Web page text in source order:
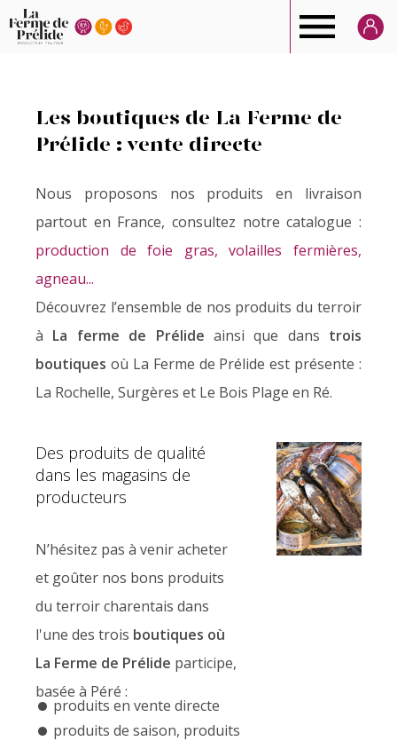
Prélide
Les boutiques de La Ferme de
Prélide : vente directe
Nous proposons nos produits en livraison
partout en France, consultez notre catalogue :
production de foie gras, volailles fermières,
agneau...
Découvrez l’ensemble de nos produits du terroir
à La ferme de Prélide ainsi que dans trois
boutiques où La Ferme de Prélide est présente :
La Rochelle, Surgères et Le Bois Plage en Ré.
Des produits de qualité
dans les magasins de
producteurs
N’hésitez pas à venir acheter
et goûter nos bons produits
du terroir charentais dans
l'une des trois boutiques où
La Ferme de Prélide participe,
basée à Péré :
produits en vente directe
produits de saison, produits